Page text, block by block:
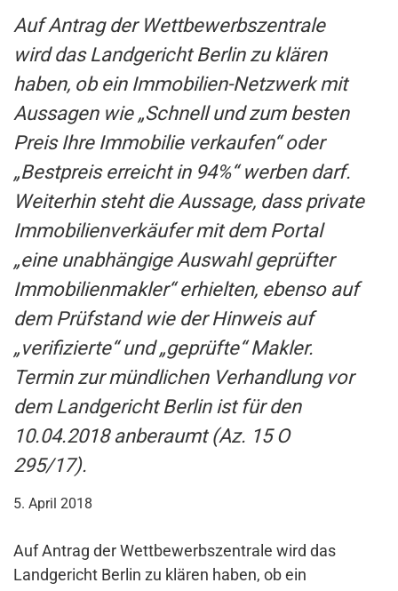
Auf Antrag der Wettbewerbszentrale
wird das Landgericht Berlin zu klären
haben, ob ein Immobilien-Netzwerk mit
Aussagen wie „Schnell und zum besten
Preis Ihre Immobilie verkaufen“ oder
„Bestpreis erreicht in 94%“ werben darf.
Weiterhin steht die Aussage, dass private
Immobilienverkäufer mit dem Portal
„eine unabhängige Auswahl geprüfter
Immobilienmakler“ erhielten, ebenso auf
dem Prüfstand wie der Hinweis auf
„verifizierte“ und „geprüfte“ Makler.
Termin zur mündlichen Verhandlung vor
dem Landgericht Berlin ist für den
10.04.2018 anberaumt (Az. 15 O
295/17).
5. April 2018
Auf Antrag der Wettbewerbszentrale wird das
Landgericht Berlin zu klären haben, ob ein